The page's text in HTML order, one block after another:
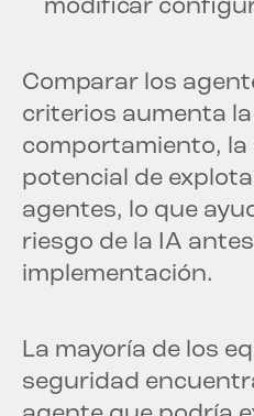
modificar
Comparar los
criterios aumenta
comportamiento, la
potencial de
agentes, lo que
riesgo de la IA
implementación.
La mayoría de los
seguridad